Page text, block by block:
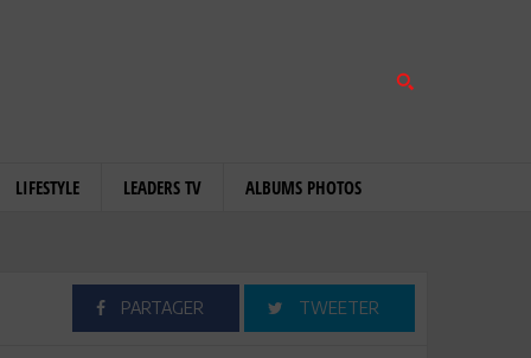
LIFESTYLE LEADERS TV ALBUMS PHOTOS
PARTAGER TWEETER